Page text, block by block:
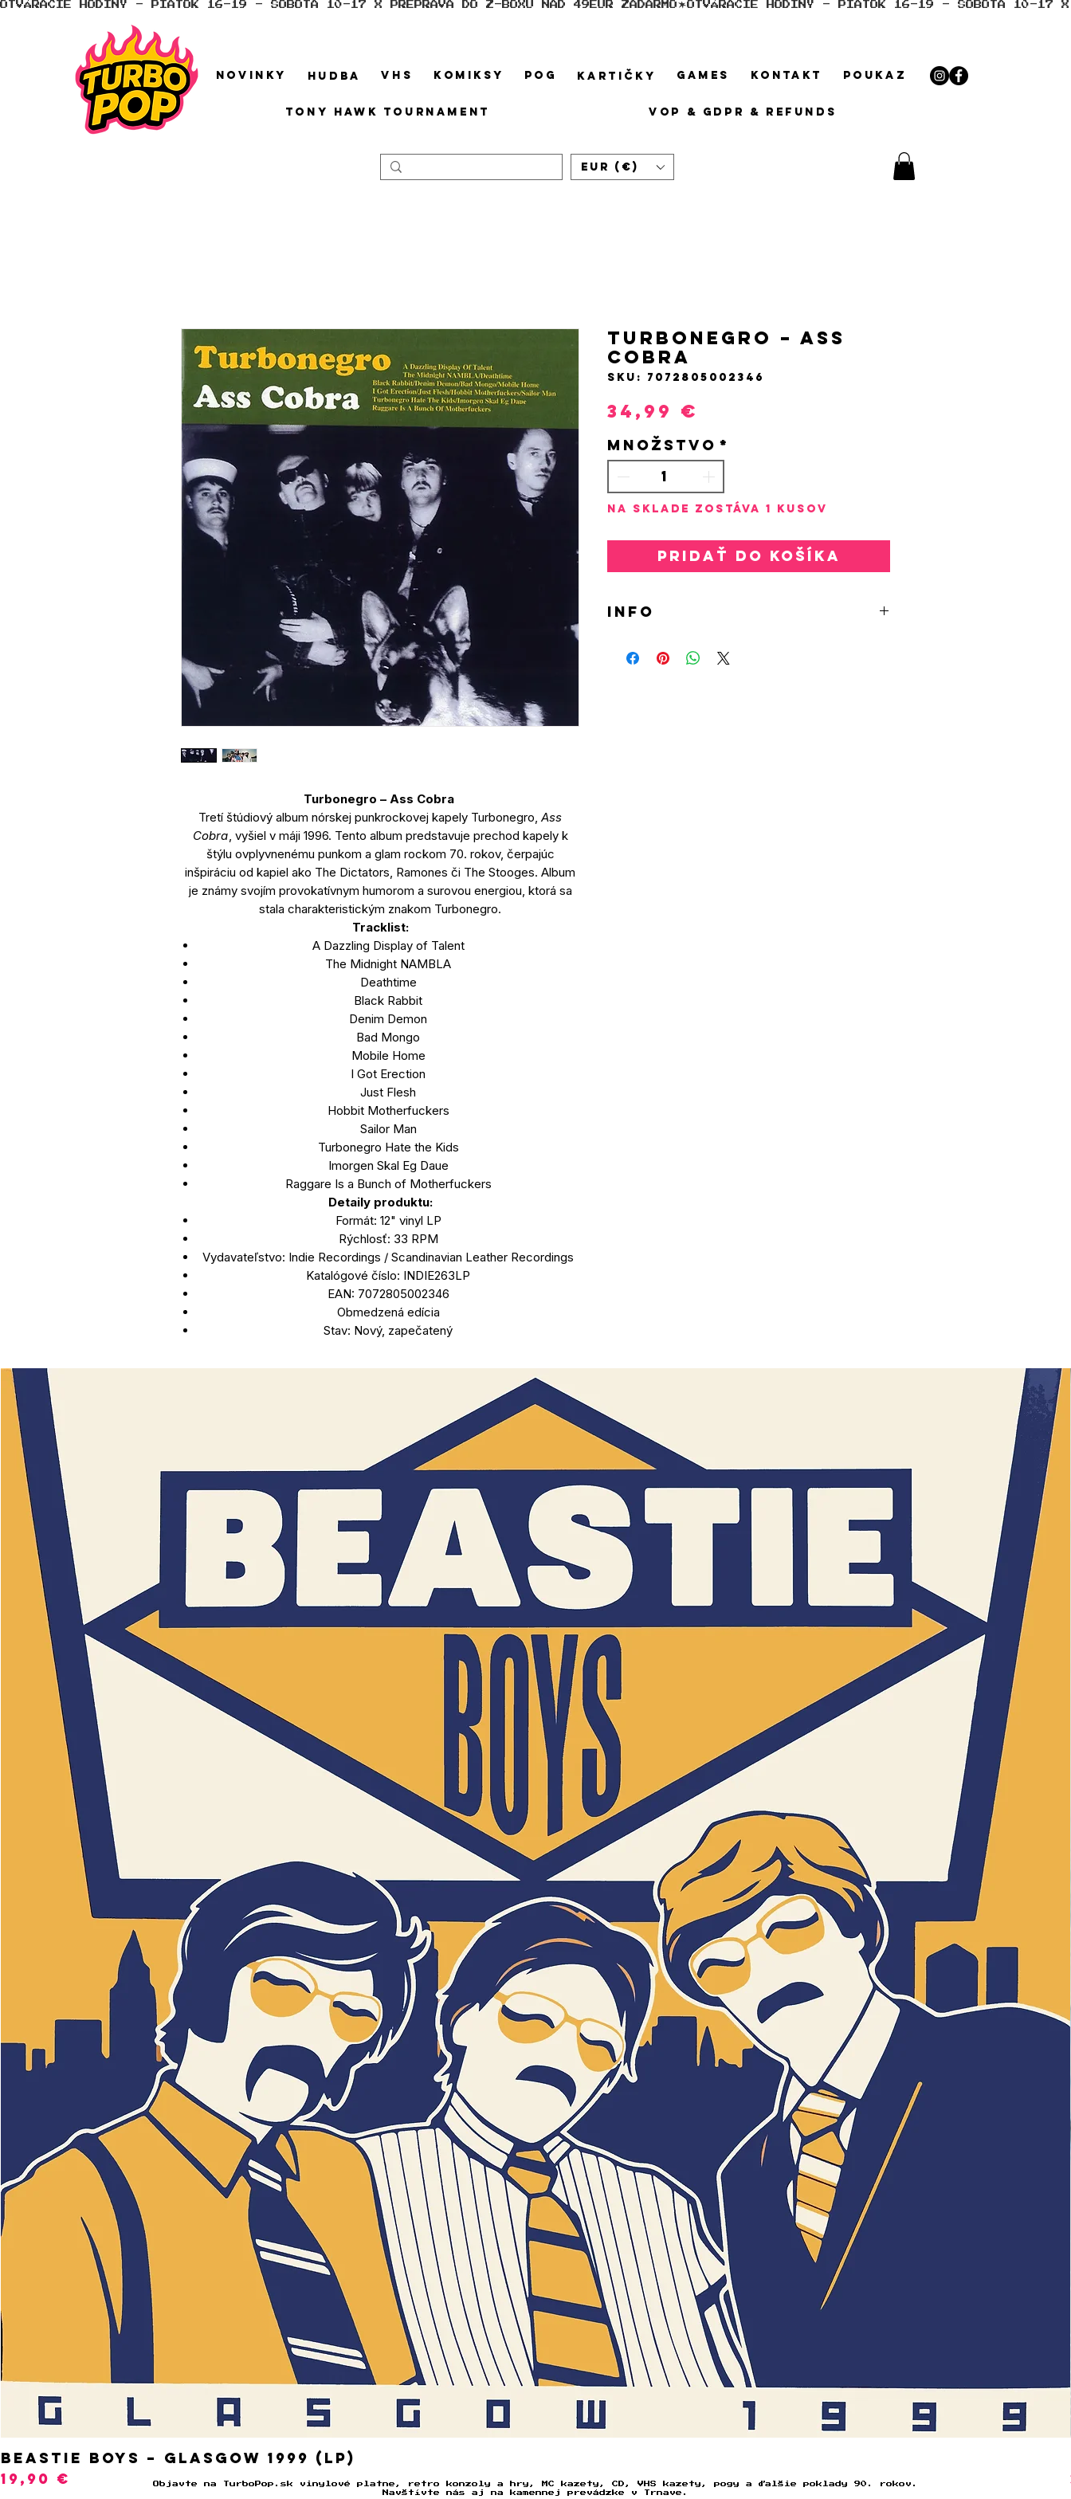
OTVÁRACIE HODINY - PIATOK 16-19 - SOBOTA 10-17 X PREPRAVA DO Z-BOXU NAD 49EUR ZADARMO
NOVINKY HUDBA VHS KOMIKSY POG KARTIČKY GAMES KONTAKT POUKAZ
TONY HAWK TOURNAMENT VOP & GDPR & REFUNDS
EUR (€)
Turbonegro – Ass Cobra
Tretí štúdiový album nórskej punkrockovej kapely Turbonegro, Ass
Cobra , vyšiel v máji 1996. Tento album predstavuje prechod kapely k
štýlu ovplyvnenému punkom a glam rockom 70. rokov, čerpajúc
inšpiráciu od kapiel ako The Dictators, Ramones či The Stooges. Album
je známy svojím provokatívnym humorom a surovou energiou, ktorá sa
stala charakteristickým znakom Turbonegro.​
Tracklist:
A Dazzling Display of Talent
The Midnight NAMBLA
Deathtime
Black Rabbit
Denim Demon
Bad Mongo
Mobile Home
I Got Erection
Just Flesh
Hobbit Motherfuckers
Sailor Man
Turbonegro Hate the Kids
Imorgen Skal Eg Daue
Raggare Is a Bunch of Motherfuckers​
Detaily produktu:
Formát: 12" vinyl LP
Rýchlosť: 33 RPM
Vydavateľstvo: Indie Recordings / Scandinavian Leather Recordings
Katalógové číslo: INDIE263LP
EAN: 7072805002346
Obmedzená edícia
Stav: Nový, zapečatený
Turbonegro – Ass
Cobra
SKU: 7072805002346
34,99 €
Množstvo *
Na sklade zostáva 1 kusov
Pridať do košíka
INFO
BEASTIE BOYS – Glasgow 1999 (LP)
Cena
19,90 €
Objavte na TurboPop.sk vinylové platne, retro konzoly a hry, MC kazety, CD, VHS kazety, pogy a ďalšie poklady 90. rokov.
Navštívte nás aj na kamennej prevádzke v Trnave.